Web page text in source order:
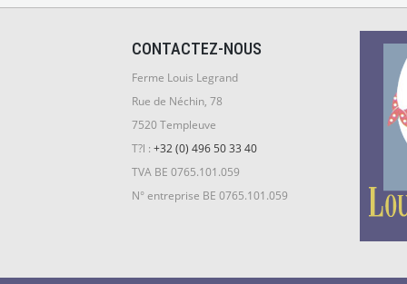
CONTACTEZ-NOUS
Ferme Louis Legrand
Rue de Néchin, 78
7520 Templeuve
T?l : +32 (0) 496 50 33 40
TVA BE 0765.101.059
N° entreprise BE 0765.101.059